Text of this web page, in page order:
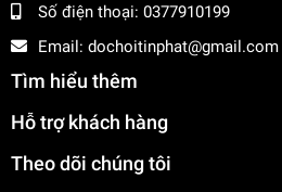
Số điện thoại: 0377910199
Email: dochoitinphat@gmail.com
Tìm hiểu thêm
Hỗ trợ khách hàng
Theo dõi chúng tôi